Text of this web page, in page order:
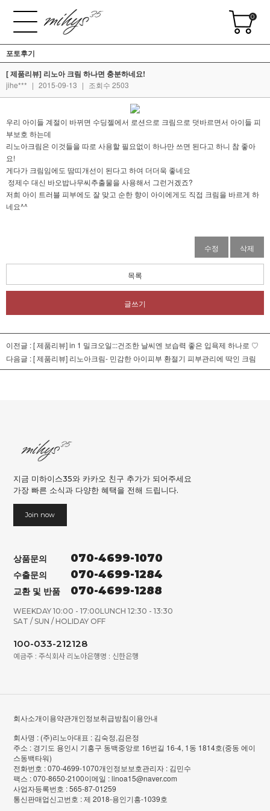
0
포토후기
[ 제품리뷰] 리노아 크림 하나면 충분하네요!
jihe*** | 2015-09-13 | 조회수 2503
우리 아이들 계절이 바뀌면 수딩젤에서 로션으로 크림으로 덧바르면서 아이들 피
부보호 하는데
리노아크림은 이것들을 따로 사용할 필요없이 하나만 쓰면 된다고 하니 참 좋아
요!
게다가 크림임에도 땀띠개선이 된다고 하여 더더욱 좋네요
정제수 대신 바오밥나무씨추출물을 사용해서 그런거겠죠?
저희 아이 트러블 피부에도 잘 맞고 순한 향이 아이에게도 직접 크림을 바르게 하
네요^^
수정 삭제
목록
글쓰기
이전글 :[ 제품리뷰] in 1 밀크오일:::건조한 날씨엔 보습력 좋은 입욕제 하나로 ♡
다음글 :[ 제품리뷰] 리노아크림- 민감한 아이피부 환절기 피부관리에 딱인 크림
지금 미하이스35와 카카오 친구 추가가 되어주세요
가장 빠른 소식과 다양한 혜택을 전해 드립니다.
Join now
상품문의 070-4699-1070
수출문의 070-4699-1284
교환 및 반품 070-4699-1288
WEEKDAY 10:00 - 17:00LUNCH 12:30 - 13:30
SAT / SUN / HOLIDAY OFF
100-033-212128
예금주 : 주식회사 리노아은행명 : 신한은행
회사소개이용약관개인정보취급방침이용안내
회사명 : (주)리노아대표 : 김숙정,김은정
주소 : 경기도 용인시 기흥구 동백중앙로 16번길 16-4, 1동 1814호(중동 에이
스동백타워)
전화번호 : 070-4699-1070개인정보보호관리자 : 김민수
팩스 : 070-8650-2100이메일 : linoa15@naver.com
사업자등록번호 : 565-87-01259
통신판매업신고번호 : 제 2018-용인기흥-1039호